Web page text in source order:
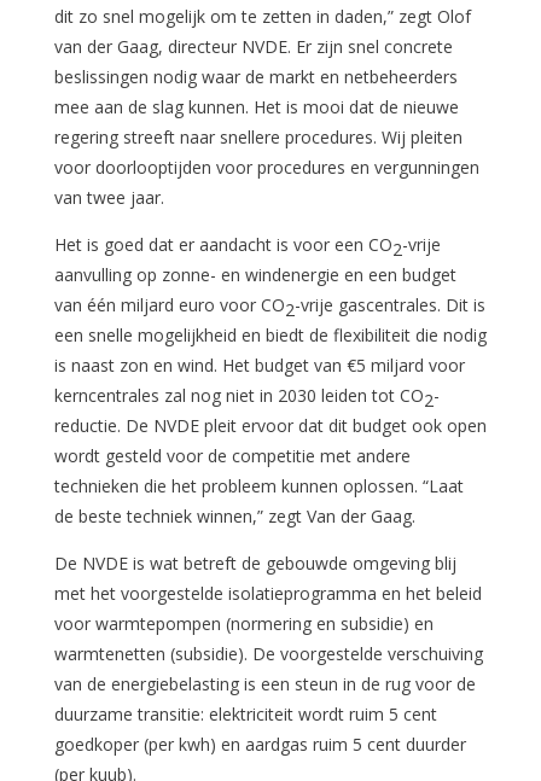
dit zo snel mogelijk om te zetten in daden,” zegt Olof
van der Gaag, directeur NVDE. Er zijn snel concrete
beslissingen nodig waar de markt en netbeheerders
mee aan de slag kunnen. Het is mooi dat de nieuwe
regering streeft naar snellere procedures. Wij pleiten
voor doorlooptijden voor procedures en vergunningen
van twee jaar.
Het is goed dat er aandacht is voor een CO2-vrije
aanvulling op zonne- en windenergie en een budget
van één miljard euro voor CO2-vrije gascentrales. Dit is
een snelle mogelijkheid en biedt de flexibiliteit die nodig
is naast zon en wind. Het budget van €5 miljard voor
kerncentrales zal nog niet in 2030 leiden tot CO2-
reductie. De NVDE pleit ervoor dat dit budget ook open
wordt gesteld voor de competitie met andere
technieken die het probleem kunnen oplossen. “Laat
de beste techniek winnen,” zegt Van der Gaag.
De NVDE is wat betreft de gebouwde omgeving blij
met het voorgestelde isolatieprogramma en het beleid
voor warmtepompen (normering en subsidie) en
warmtenetten (subsidie). De voorgestelde verschuiving
van de energiebelasting is een steun in de rug voor de
duurzame transitie: elektriciteit wordt ruim 5 cent
goedkoper (per kwh) en aardgas ruim 5 cent duurder
(per kuub).